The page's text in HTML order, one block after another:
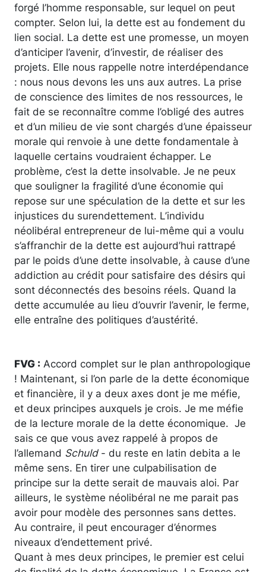
forgé l’homme responsable, sur lequel on peut
compter. Selon lui, la dette est au fondement du
lien social. La dette est une promesse, un moyen
d’anticiper l’avenir, d’investir, de réaliser des
projets. Elle nous rappelle notre interdépendance
: nous nous devons les uns aux autres. La prise
de conscience des limites de nos ressources, le
fait de se reconnaître comme l’obligé des autres
et d’un milieu de vie sont chargés d’une épaisseur
morale qui renvoie à une dette fondamentale à
laquelle certains voudraient échapper. Le
problème, c’est la dette insolvable. Je ne peux
que souligner la fragilité d’une économie qui
repose sur une spéculation de la dette et sur les
injustices du surendettement. L’individu
néolibéral entrepreneur de lui-même qui a voulu
s’affranchir de la dette est aujourd’hui rattrapé
par le poids d’une dette insolvable, à cause d’une
addiction au crédit pour satisfaire des désirs qui
sont déconnectés des besoins réels. Quand la
dette accumulée au lieu d’ouvrir l’avenir, le ferme,
elle entraîne des politiques d’austérité.
FVG : Accord complet sur le plan anthropologique
! Maintenant, si l’on parle de la dette économique
et financière, il y a deux axes dont je me méfie,
et deux principes auxquels je crois. Je me méfie
de la lecture morale de la dette économique. Je
sais ce que vous avez rappelé à propos de
l’allemand Schuld- du reste en latin debita a le
même sens. En tirer une culpabilisation de
principe sur la dette serait de mauvais aloi. Par
ailleurs, le système néolibéral ne me parait pas
avoir pour modèle des personnes sans dettes.
Au contraire, il peut encourager d’énormes
niveaux d’endettement privé.
Quant à mes deux principes, le premier est celui